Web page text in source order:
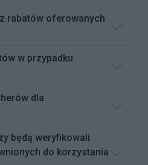
rabatów oferowanych
w przypadku
dla
będą weryfikowali
do korzystania